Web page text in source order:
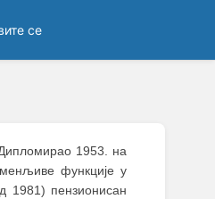
се
1953. на
функције у
1981) пензионисан